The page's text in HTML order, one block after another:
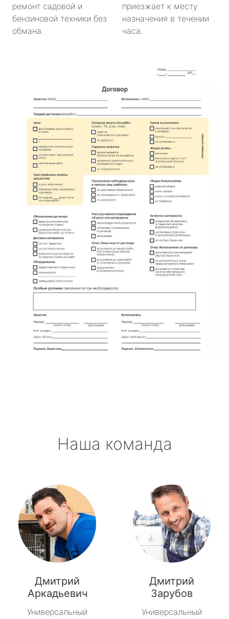
ремонт садовой и
бензиновой техники без
обмана.
приезжает к месту
назначения в течении
часа.
Наша команда
Дмитрий
Аркадьевич
Универсальный
Дмитрий
Зарубов
Универсальный